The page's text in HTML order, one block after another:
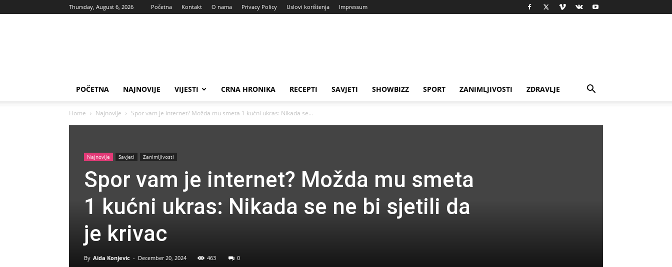
Thursday, August 6, 2026 Početna Kontakt O nama Privacy Policy Uslovi korištenja Impressum
POČETNA NAJNOVIJE VIJESTI CRNA HRONIKA RECEPTI SAVJETI SHOWBIZZ SPORT ZANIMLJIVOSTI ZDRAVLJE
Home Najnovije Spor vam je internet? Možda mu smeta 1 kućni ukras: Nikada se...
Najnovije Savjeti Zanimljivosti
Spor vam je internet? Možda mu smeta
1 kućni ukras: Nikada se ne bi sjetili da
je krivac
By Aida Konjevic - December 20, 2024 463 0